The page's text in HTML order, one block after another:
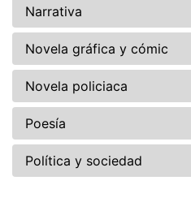
Narrativa
Novela gráfica y cómic
Novela policiaca
Poesía
Política y sociedad